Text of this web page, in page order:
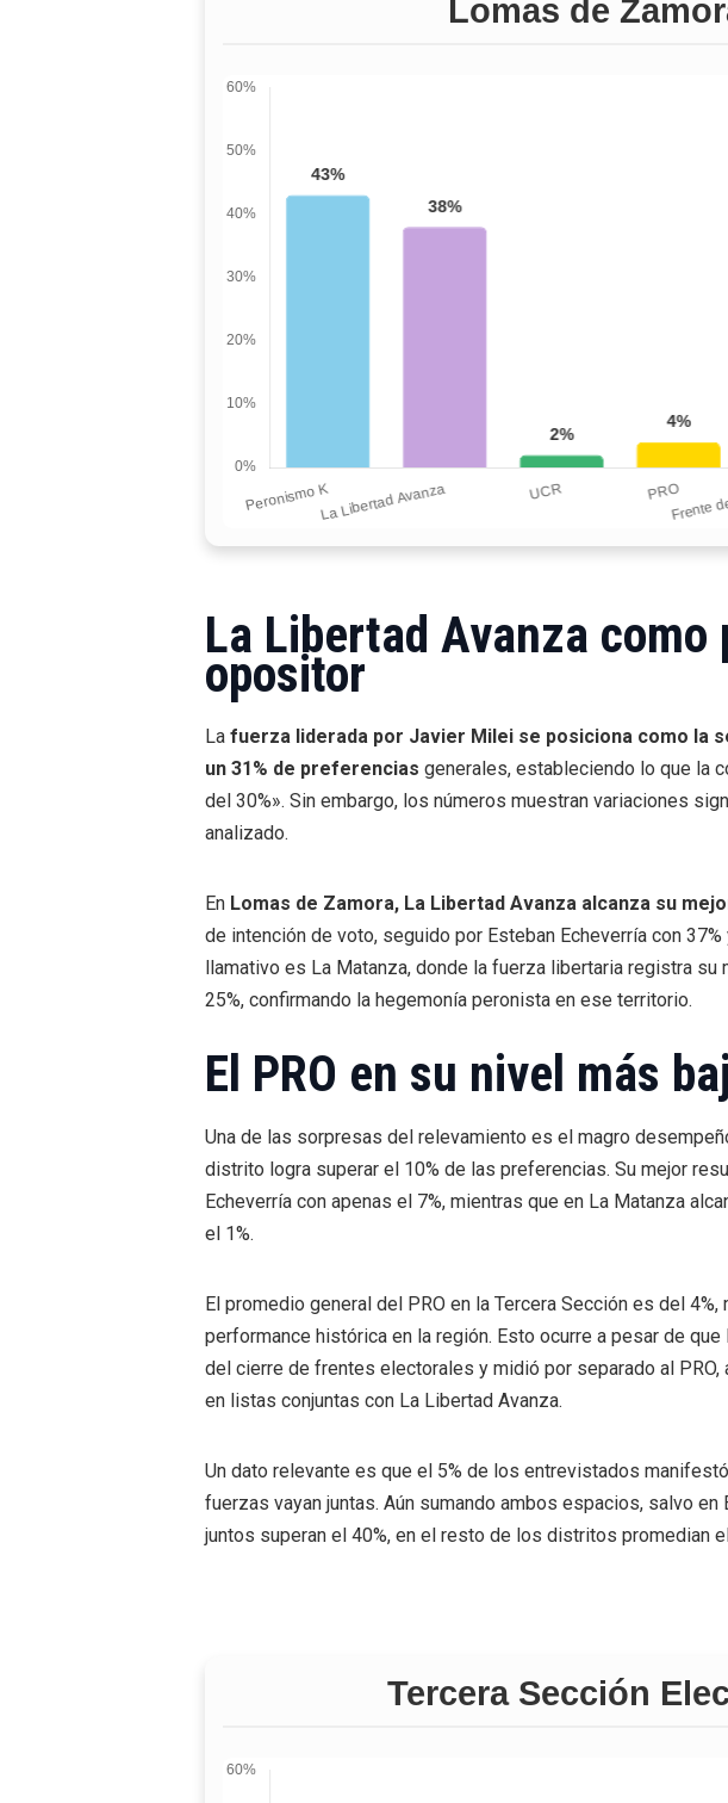
Lomas de
La Libertad Avanza como
opositor
La fuerza liderada por Javier Milei se posiciona como la
un 31% de preferencias generales, estableciendo lo que la
del 30%». Sin embargo, los números muestran variaciones
analizado.
En Lomas de Zamora, La Libertad Avanza alcanza su
de intención de voto, seguido por Esteban Echeverría con 37%
llamativo es La Matanza, donde la fuerza libertaria registra su
25%, confirmando la hegemonía peronista en ese territorio.
El PRO en su nivel más
Una de las sorpresas del relevamiento es el magro
distrito logra superar el 10% de las preferencias. Su mejor
Echeverría con apenas el 7%, mientras que en La Matanza
el 1%.
El promedio general del PRO en la Tercera Sección es del 4%,
performance histórica en la región. Esto ocurre a pesar de
del cierre de frentes electorales y midió por separado al PRO,
en listas conjuntas con La Libertad Avanza.
Un dato relevante es que el 5% de los entrevistados
fuerzas vayan juntas. Aún sumando ambos espacios, salvo en
juntos superan el 40%, en el resto de los distritos promedian
Tercera Sección